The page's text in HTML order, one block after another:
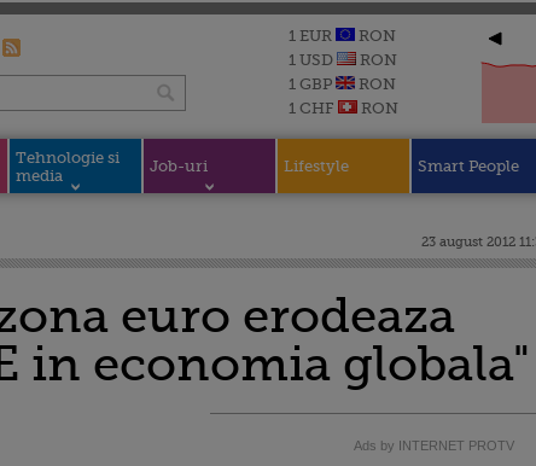
1 EUR
RON
1 USD
RON
1 GBP
RON
1 CHF
RON
Tehnologie si
media
Job-uri Lifestyle Smart People
23 august 2012
euro erodeaza
in economia globala"
Ads by INTERNET PROTV